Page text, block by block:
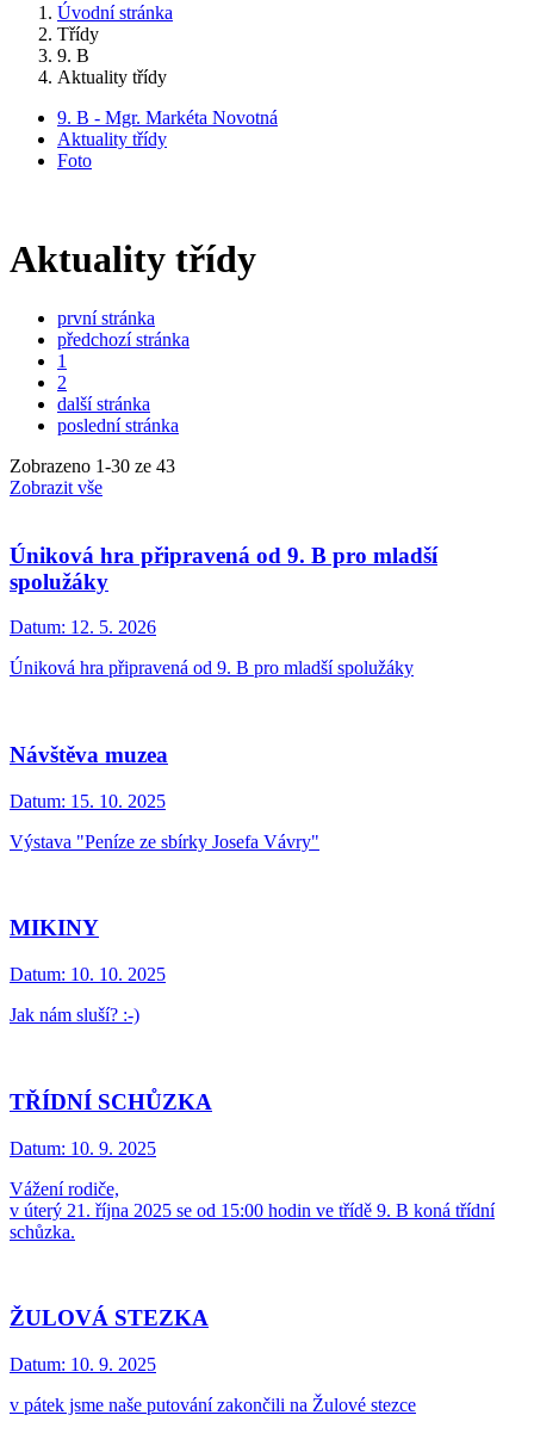
Úvodní stránka
Třídy
9. B
Aktuality třídy
9. B - Mgr. Markéta Novotná
Aktuality třídy
Foto
Aktuality třídy
první stránka
předchozí stránka
1
2
další stránka
poslední stránka
Zobrazeno 1-30 ze 43
Zobrazit vše
Úniková hra připravená od 9. B pro mladší
spolužáky
Datum: 12. 5. 2026
Úniková hra připravená od 9. B pro mladší spolužáky
Návštěva muzea
Datum: 15. 10. 2025
Výstava "Peníze ze sbírky Josefa Vávry"
MIKINY
Datum: 10. 10. 2025
Jak nám sluší? :-)
TŘÍDNÍ SCHŮZKA
Datum: 10. 9. 2025
Vážení rodiče,
v úterý 21. října 2025 se od 15:00 hodin ve třídě 9. B koná třídní
schůzka.
ŽULOVÁ STEZKA
Datum: 10. 9. 2025
v pátek jsme naše putování zakončili na Žulové stezce